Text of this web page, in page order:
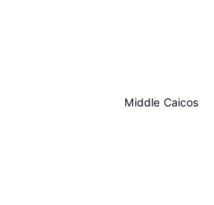
Middle Caicos